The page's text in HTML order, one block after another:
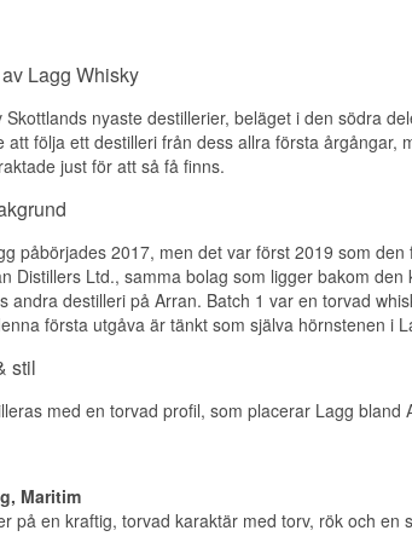
Medel. Lagg-destilleriet släpper sina rökiga
Miguel Martin kommer inte att upprepas i
Visste du att?
Se hela vårt sortiment avLagg
Lyssna på vår podd:
Fattyp: Använda first-fill bourbonfat
EAN nr.: 5060044487170
Smakprofil
Visste du att?
Lagg-destilleriet använder enbart mäskkar
materialval som stödjer en långsam och
Se hela vårt sortiment avLagg
Smak
Smaken är kraftfull med torvad malt, citrus och
Eftersmaken är lång, rökig och salt.
Specifikationer
Namn: Lagg Distillery Inaugural Release
ABV: 50 %
Lagg Whisky
Skottlands nyaste destillerier, beläget i den södra
att följa ett destilleri från dess allra första
just för att så få finns.
påbörjades 2017, men det var först 2019 som
Distillers Ltd., samma bolag som ligger bakom
andra destilleri på Arran. Batch 1 var en torvad
första utgåva är tänkt som själva hörnstenen i
stil
med en torvad profil, som placerar Lagg bland
Maritim
på en kraftig, torvad karaktär med torv, rök och en